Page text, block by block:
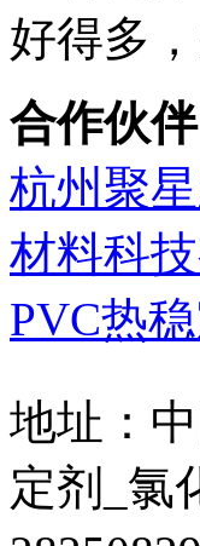
好得多
合作伙伴
杭州聚
材料科
PVC热
地址：
定剂_氯